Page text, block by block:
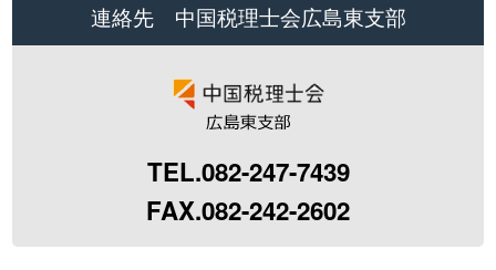
連絡先 中国税理士会広島東支部
TEL.082-247-7439
FAX.082-242-2602